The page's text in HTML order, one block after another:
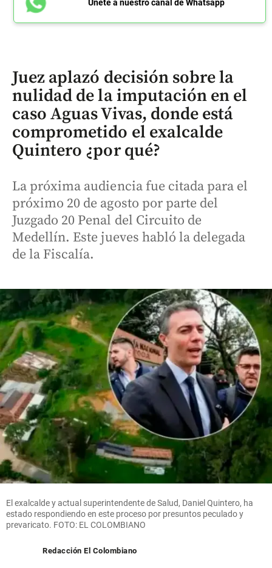
Únete a nuestro canal de Whatsapp
Juez aplazó decisión sobre la
nulidad de la imputación en el
caso Aguas Vivas, donde está
comprometido el exalcalde
Quintero ¿por qué?
La próxima audiencia fue citada para el
próximo 20 de agosto por parte del
Juzgado 20 Penal del Circuito de
Medellín. Este jueves habló la delegada
de la Fiscalía.
El exalcalde y actual superintendente de Salud, Daniel Quintero, ha
estado respondiendo en este proceso por presuntos peculado y
prevaricato. FOTO: EL COLOMBIANO
Redacción El Colombiano